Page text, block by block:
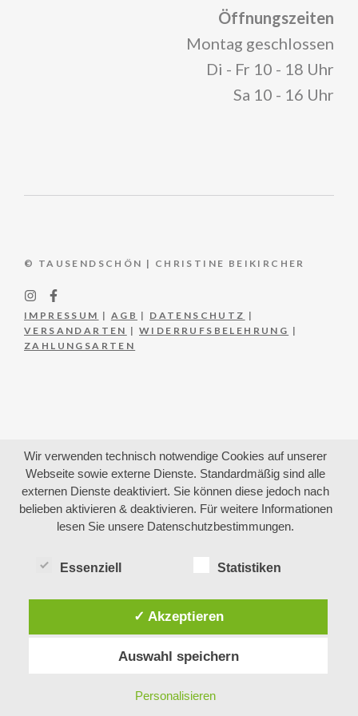
Öffnungszeiten
Montag geschlossen
Di - Fr 10 - 18 Uhr
Sa 10 - 16 Uhr
© TAUSENDSCHÖN | CHRISTINE BEIKIRCHER
IMPRESSUM | AGB | DATENSCHUTZ |
VERSANDARTEN |WIDERRUFSBELEHRUNG |
ZAHLUNGSARTEN
Wir verwenden technisch notwendige Cookies auf unserer
Webseite sowie externe Dienste. Standardmäßig sind alle
externen Dienste deaktiviert. Sie können diese jedoch nach
belieben aktivieren & deaktivieren. Für weitere Informationen
lesen Sie unsere Datenschutzbestimmungen.
Essenziell Statistiken
✓ Akzeptieren
Auswahl speichern
Personalisieren